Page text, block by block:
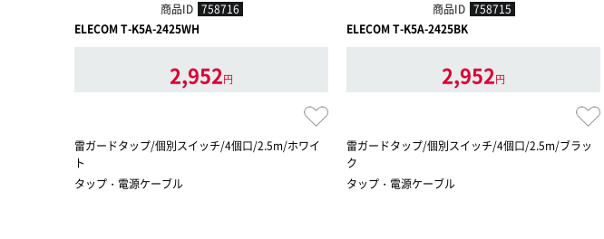
商品ID 758716
ELECOM T-K5A-2425WH
2,952円
雷ガードタップ/個別スイッチ/4個口/2.5m/ホワイ
ト
タップ・電源ケーブル
商品ID 758715
ELECOM T-K5A-2425BK
2,952円
雷ガードタップ/個別スイッチ/4個口/2.5m/ブラッ
ク
タップ・電源ケーブル